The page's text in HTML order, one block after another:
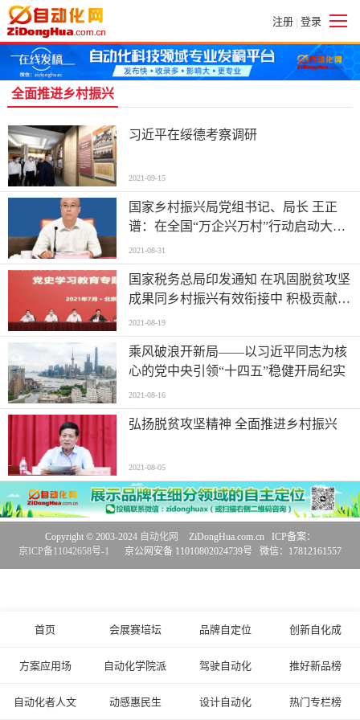
注册 | 登录
全面推进乡村振兴
习近平在绥德考察调研
2021-09-15
国家乡村振兴局党组书记、局长 王正
谱：在全国“万企兴万村”行动启动大会
上的讲话
2021-08-31
国家税务总局印发通知 在巩固脱贫攻坚
成果同乡村振兴有效衔接中 积极贡献税
务力量
2021-08-19
乘风破浪开新局——以习近平同志为核
心的党中央引领“十四五”稳健开局纪实
2021-08-16
弘扬脱贫攻坚精神 全面推进乡村振兴
2021-08-05
首页 会展赛培坛 品牌自定位 创新自化成
方案应用场 自动化学院派 驾驶自动化 推好新品榜
自动化者人文 动感惠民生 设计自动化 热门专栏榜
Copyright © 2003-2024 自动化网
ZiDongHua.com.cn ICP备案：
京ICP备11042658号-1
京公网安备 11010802024739号 微信：17812161557